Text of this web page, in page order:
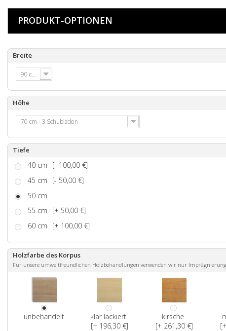
PRODUKT-OPTIONEN
Breite
90 cm
Höhe
70 cm - 3 Schubladen
Tiefe
40 cm
[- 100,00 €]
45 cm
[- 50,00 €]
50 cm
55 cm
[+ 50,00 €]
60 cm
[+ 100,00 €]
Holzfarbe des Korpus
Für unsere umweltfreundlichen Holzbehandlungen verwenden wir nur
unbehandelt
klar lackiert
[+ 196,30 €]
kirsche
[+ 261,30 €]